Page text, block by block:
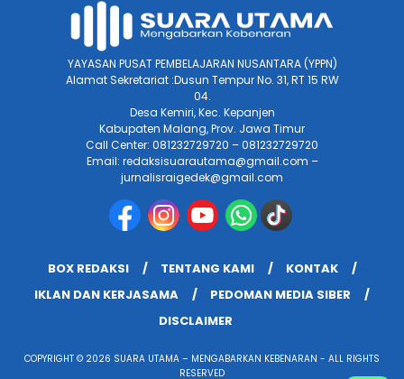
YAYASAN PUSAT PEMBELAJARAN NUSANTARA (YPPN)
Alamat Sekretariat :Dusun Tempur No. 31, RT 15 RW
04.
Desa Kemiri, Kec. Kepanjen
Kabupaten Malang, Prov. Jawa Timur
Call Center: 081232729720 – 081232729720
Email: redaksisuarautama@gmail.com –
jurnalisraigedek@gmail.com
BOX REDAKSI TENTANG KAMI
KONTAK
IKLAN DAN KERJASAMA
PEDOMAN MEDIA SIBER
DISCLAIMER
COPYRIGHT © 2026 SUARA UTAMA – MENGABARKAN KEBENARAN - ALL RIGHTS
RESERVED